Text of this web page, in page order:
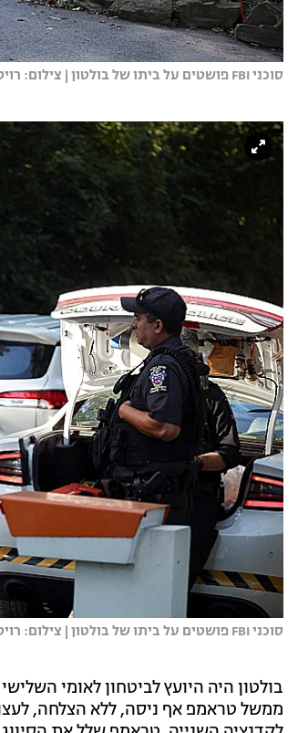
סוכני FBI פושטים על ביתו של בולטון | צילום: רויטרס
סוכני FBI פושטים על ביתו של בולטון | צילום: רויטרס
ממשל טראמפ אף ניסה, ללא הצלחה,